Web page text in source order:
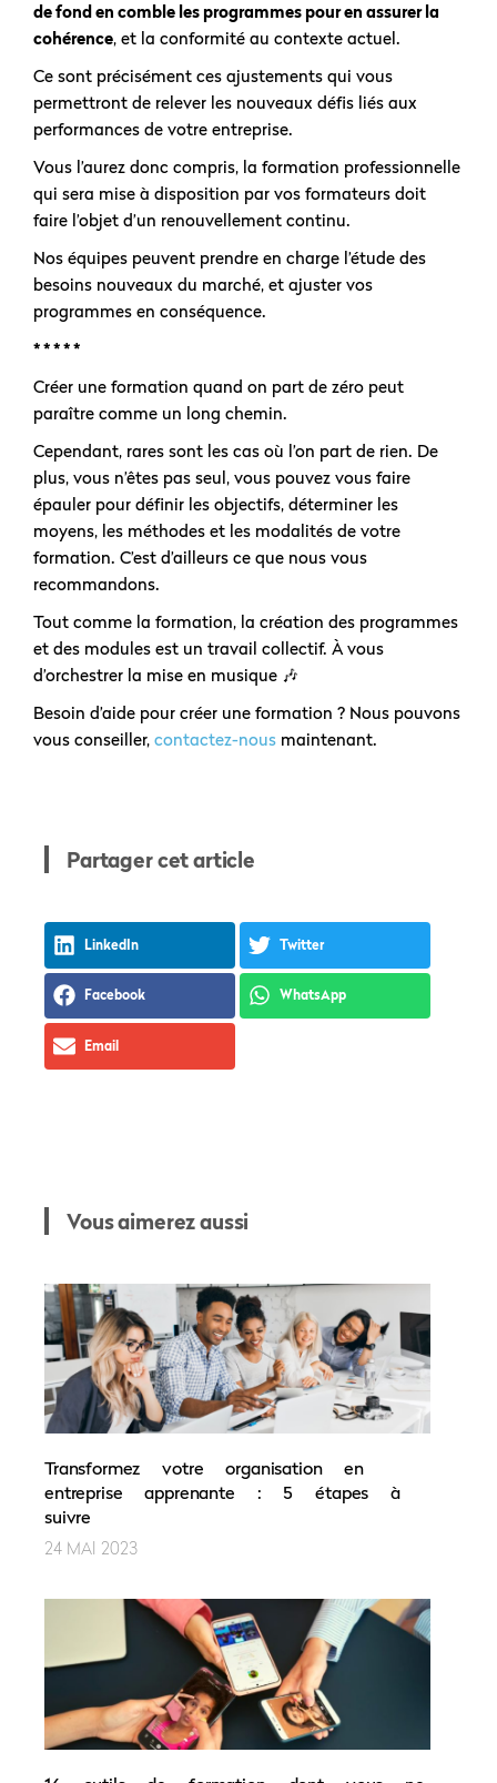
de fond en comble les programmes pour en assurer la
cohérence, et la conformité au contexte actuel.
Ce sont précisément ces ajustements qui vous
permettront de relever les nouveaux défis liés aux
performances de votre entreprise.
Vous l’aurez donc compris, la formation professionnelle
qui sera mise à disposition par vos formateurs doit
faire l’objet d’un renouvellement continu.
Nos équipes peuvent prendre en charge l’étude des
besoins nouveaux du marché, et ajuster vos
programmes en conséquence.
* * * * *
Créer une formation quand on part de zéro peut
paraître comme un long chemin.
Cependant, rares sont les cas où l’on part de rien. De
plus, vous n’êtes pas seul, vous pouvez vous faire
épauler pour définir les objectifs, déterminer les
moyens, les méthodes et les modalités de votre
formation. C’est d’ailleurs ce que nous vous
recommandons.
Tout comme la formation, la création des programmes
et des modules est un travail collectif. À vous
d’orchestrer la mise en musique 🎶
Besoin d’aide pour créer une formation ? Nous pouvons
vous conseiller, contactez-nous maintenant.
Partager cet article
LinkedIn Twitter
Facebook WhatsApp
Email
Vous aimerez aussi
Transformez votre organisation en
entreprise apprenante : 5 étapes à
suivre
24 MAI 2023